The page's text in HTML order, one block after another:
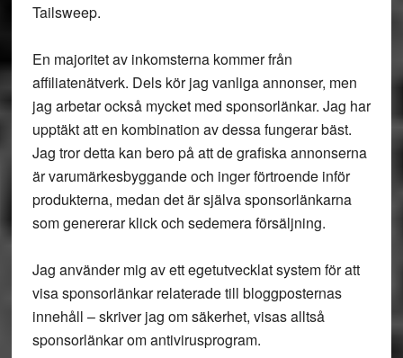
Tailsweep.
En majoritet av inkomsterna kommer från
affiliatenätverk. Dels kör jag vanliga annonser, men
jag arbetar också mycket med sponsorlänkar. Jag har
upptäkt att en kombination av dessa fungerar bäst.
Jag tror detta kan bero på att de grafiska annonserna
är varumärkesbyggande och inger förtroende inför
produkterna, medan det är själva sponsorlänkarna
som genererar klick och sedemera försäljning.
Jag använder mig av ett egetutvecklat system för att
visa sponsorlänkar relaterade till bloggposternas
innehåll – skriver jag om säkerhet, visas alltså
sponsorlänkar om antivirusprogram.